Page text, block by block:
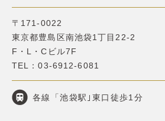
〒171-0022
東京都豊島区南池袋1丁目22-2
F・L・Cビル7F
TEL：03-6912-6081
各線「池袋駅｣東口徒歩1分